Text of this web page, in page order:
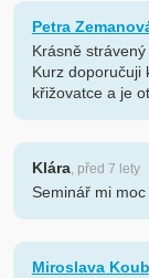
Petra
Krásně
Kurz doporučuji
křižovatce a je
Klára, před 7 lety
Seminář mi
Miroslava